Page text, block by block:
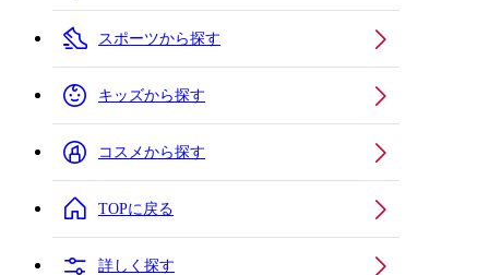
スポーツから探す
キッズから探す
コスメから探す
TOPに戻る
詳しく探す